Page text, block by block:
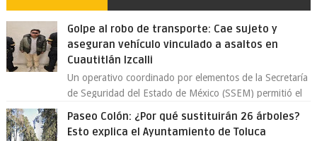
Golpe al robo de transporte: Cae sujeto y
aseguran vehículo vinculado a asaltos en
Cuautitlán Izcalli
Un operativo coordinado por elementos de la Secretaría
de Seguridad del Estado de México (SSEM) permitió el
Paseo Colón: ¿Por qué sustituirán 26 árboles?
Esto explica el Ayuntamiento de Toluca